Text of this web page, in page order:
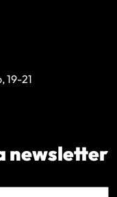
19-21
newsletter